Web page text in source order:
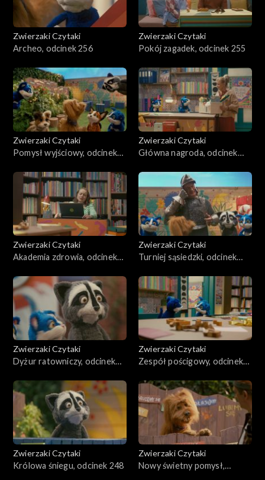
Zwierzaki Czytaki
Archeo, odcinek 256
Zwierzaki Czytaki
Pokój zagadek, odcinek 255
Zwierzaki Czytaki
Pomysł wyjściowy, odcinek
Zwierzaki Czytaki
Główna nagroda, odcinek
Zwierzaki Czytaki
Akademia zdrowia, odcinek
Zwierzaki Czytaki
Turniej sąsiedzki, odcinek
Zwierzaki Czytaki
Dyżur ratowniczy, odcinek
Zwierzaki Czytaki
Zespół pościgowy, odcinek
Zwierzaki Czytaki
Królowa śniegu, odcinek 248
Zwierzaki Czytaki
Nowy świetny pomysł,